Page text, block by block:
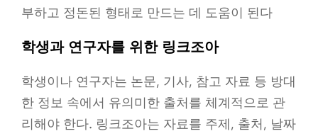
부하고 정돈된 형태로 만드는 데 도움이 된다
학생과 연구자를 위한 링크조아
학생이나 연구자는 논문, 기사, 참고 자료 등 방대
한 정보 속에서 유의미한 출처를 체계적으로 관
리해야 한다. 링크조아는 자료를 주제, 출처, 날짜